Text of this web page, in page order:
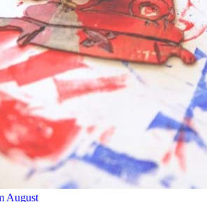
August